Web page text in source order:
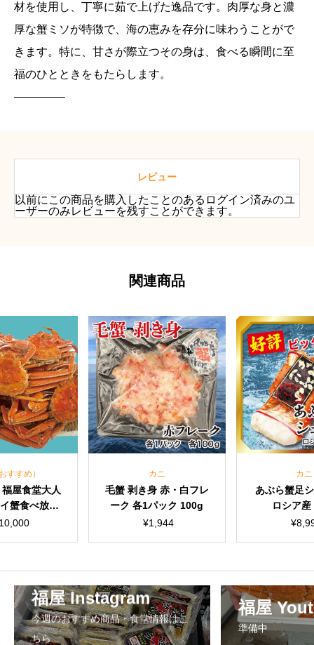
イ
ズ
500g
料】
材を使用し、丁寧に茹で上げた逸品です。肉厚な身と濃
厚な蟹ミソが特徴で、海の恵みを存分に味わうことがで
きます。特に、甘さが際立つその身は、食べる瞬間に至
福のひとときをもたらします。
————–
レビュー
以前にこの商品を購入したことのあるログイン済みのユ
ーザーのみレビューを残すことができます。
関連商品
すすめ）
屋食堂大人
蟹食べ放題
味わえるセ
カニ
毛蟹 剥き身 赤・白フレ
ーク 各1パック 100g
¥1,944
カニ
あぶら蟹足
ロシア
¥
福屋 Instagram
今週のおすすめ商品・食堂情報はこ
ちら
福屋
準備中